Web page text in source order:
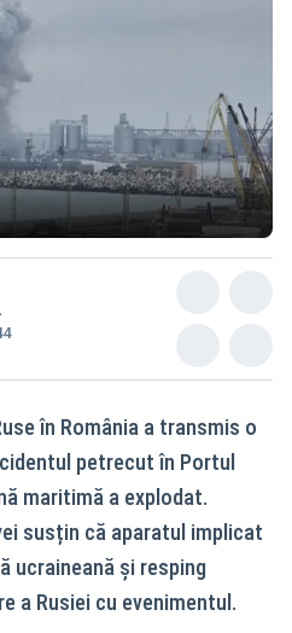
în România a transmis o
petrecut în Portul
maritimă a explodat.
susțin că aparatul implicat
ucraineană și resping
a Rusiei cu evenimentul.